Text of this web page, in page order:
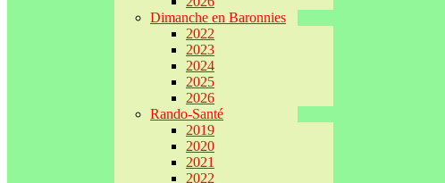
Dimanche en Baronnies
2022
2023
2024
2025
2026
Rando-Santé
2019
2020
2021
2022